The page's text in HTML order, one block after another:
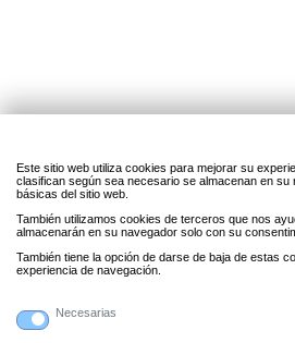
Este sitio web utiliza cookies para mejorar su
clasifican según sea necesario se almacenan en
básicas del sitio web.
También utilizamos cookies de terceros que nos
almacenarán en su navegador solo con su
También tiene la opción de darse de baja de estas
experiencia de navegación.
Necesarias